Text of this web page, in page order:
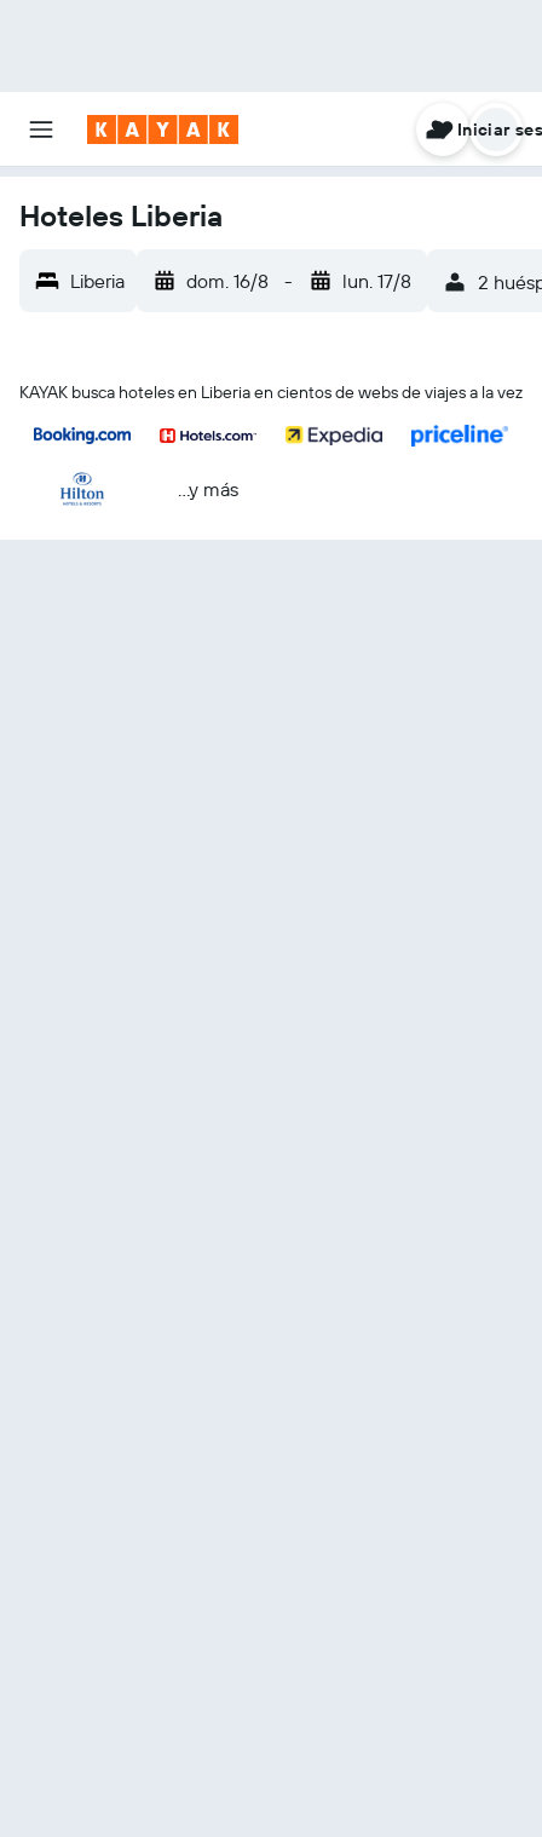
Iniciar
Hoteles Liberia
Liberia dom. 16/8 - lun. 17/8 2
KAYAK busca hoteles en Liberia en cientos de webs de viajes a la vez
...y más